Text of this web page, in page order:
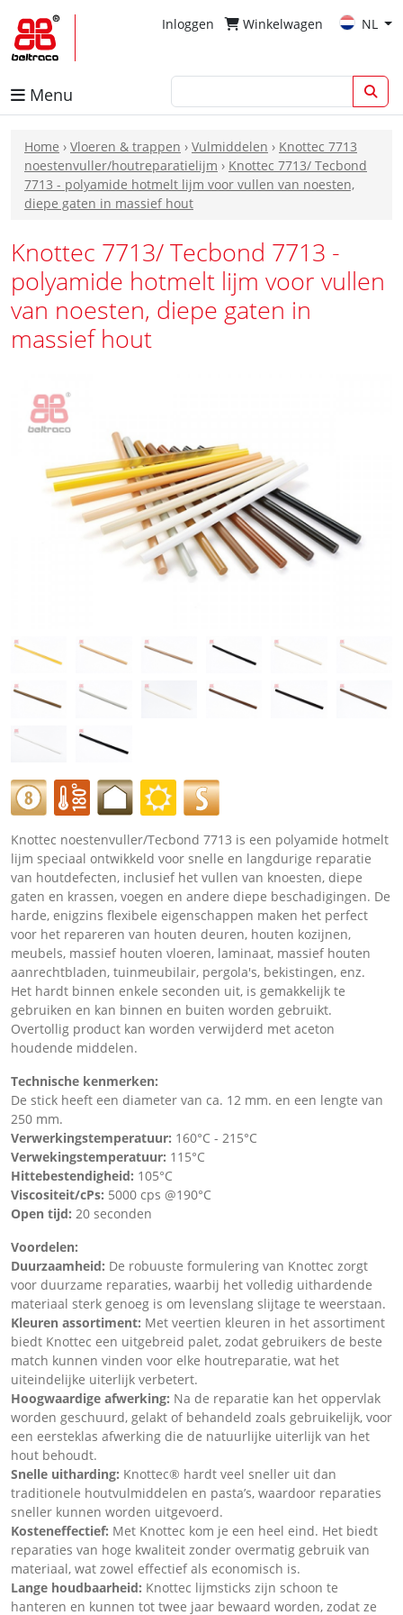
Inloggen Winkelwagen NL
Menu
Home › Vloeren & trappen › Vulmiddelen › Knottec 7713
noestenvuller/houtreparatielijm › Knottec 7713/ Tecbond
7713 - polyamide hotmelt lijm voor vullen van noesten,
diepe gaten in massief hout
Knottec 7713/ Tecbond 7713 -
polyamide hotmelt lijm voor vullen
van noesten, diepe gaten in
massief hout
Knottec noestenvuller/Tecbond 7713 is een polyamide hotmelt
lijm speciaal ontwikkeld voor snelle en langdurige reparatie
van houtdefecten, inclusief het vullen van knoesten, diepe
gaten en krassen, voegen en andere diepe beschadigingen. De
harde, enigzins flexibele eigenschappen maken het perfect
voor het repareren van houten deuren, houten kozijnen,
meubels, massief houten vloeren, laminaat, massief houten
aanrechtbladen, tuinmeubilair, pergola's, bekistingen, enz.
Het hardt binnen enkele seconden uit, is gemakkelijk te
gebruiken en kan binnen en buiten worden gebruikt.
Overtollig product kan worden verwijderd met aceton
houdende middelen.
Technische kenmerken:
De stick heeft een diameter van ca. 12 mm. en een lengte van
250 mm.
Verwerkingstemperatuur: 160°C - 215°C
Verwekingstemperatuur: 115°C
Hittebestendigheid: 105°C
Viscositeit/cPs: 5000 cps @190°C
Open tijd: 20 seconden
Voordelen:
Duurzaamheid: De robuuste formulering van Knottec zorgt
voor duurzame reparaties, waarbij het volledig uithardende
materiaal sterk genoeg is om levenslang slijtage te weerstaan.
Kleuren assortiment: Met veertien kleuren in het assortiment
biedt Knottec een uitgebreid palet, zodat gebruikers de beste
match kunnen vinden voor elke houtreparatie, wat het
uiteindelijke uiterlijk verbetert.
Hoogwaardige afwerking: Na de reparatie kan het oppervlak
worden geschuurd, gelakt of behandeld zoals gebruikelijk, voor
een eersteklas afwerking die de natuurlijke uiterlijk van het
hout behoudt.
Snelle uitharding: Knottec® hardt veel sneller uit dan
traditionele houtvulmiddelen en pasta’s, waardoor reparaties
sneller kunnen worden uitgevoerd.
Kosteneffectief: Met Knottec kom je een heel eind. Het biedt
reparaties van hoge kwaliteit zonder overmatig gebruik van
materiaal, wat zowel effectief als economisch is.
Lange houdbaarheid: Knottec lijmsticks zijn schoon te
hanteren en kunnen tot twee jaar bewaard worden, zodat ze